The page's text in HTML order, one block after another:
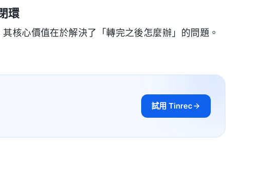
環
核心價值在於解決了「轉完之後怎麼辦」的問題。
試用 Tinrec